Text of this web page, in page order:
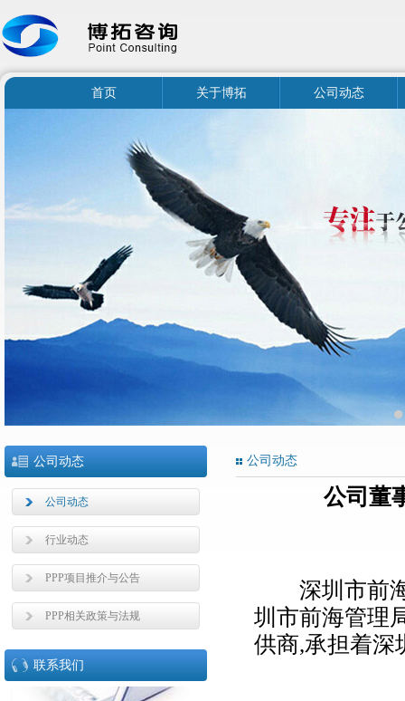
首页 关于博拓 公司动态
●
公司动态
公司动态
行业动态
PPP项目推介与公告
PPP相关政策与法规
联系我们
公司动态
公司董
深圳市前
圳市前海管理
供商,承担着深